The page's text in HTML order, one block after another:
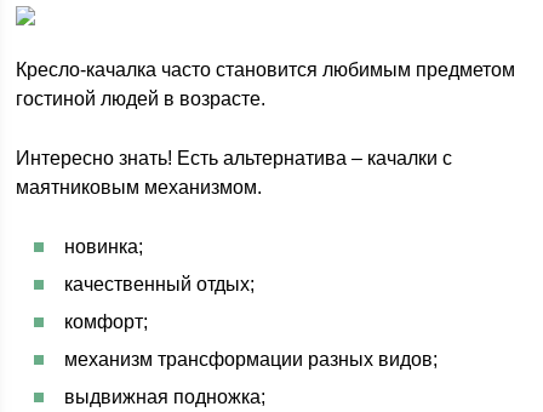
Кресло-качалка часто становится любимым предметом
гостиной людей в возрасте.
Интересно знать! Есть альтернатива – качалки с
маятниковым механизмом.
новинка;
качественный отдых;
комфорт;
механизм трансформации разных видов;
выдвижная подножка;